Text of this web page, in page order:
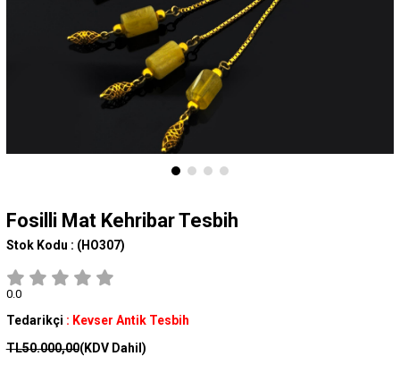
Fosilli Mat Kehribar Tesbih
Stok Kodu : (HO307)
0.0
Tedarikçi : Kevser Antik Tesbih
TL50.000,00(KDV Dahil)